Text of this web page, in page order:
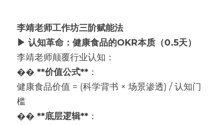
李靖老师工作坊三阶赋能法
▶ 认知革命：健康食品的OKR本质（0.5天）
李靖老师颠覆行业认知：
�� **价值公式** ：
健康食品价值 = (科学背书 × 场景渗透) / 认知门
槛
�� **底层逻辑** ：